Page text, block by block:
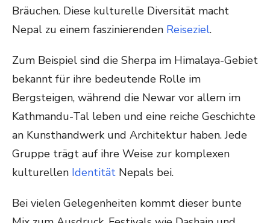
Bräuchen. Diese kulturelle Diversität macht
Nepal zu einem faszinierenden Reiseziel.
Zum Beispiel sind die Sherpa im Himalaya-Gebiet
bekannt für ihre bedeutende Rolle im
Bergsteigen, während die Newar vor allem im
Kathmandu-Tal leben und eine reiche Geschichte
an Kunsthandwerk und Architektur haben. Jede
Gruppe trägt auf ihre Weise zur komplexen
kulturellen Identität Nepals bei.
Bei vielen Gelegenheiten kommt dieser bunte